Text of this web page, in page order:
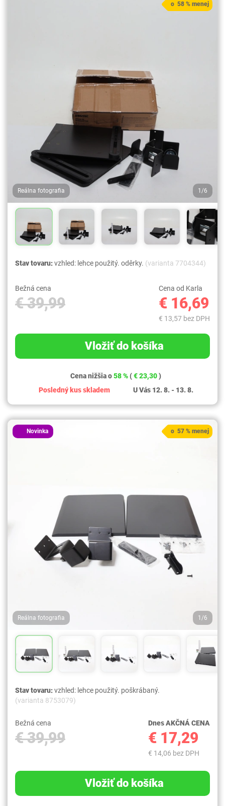
Reálna fotografia 1/6
o 58 % menej
Stav tovaru:vzhled: lehce použitý. oděrky. (varianta 7704344)
Bežná cena
€ 39,99
Cena od Karla
€ 16,69
€ 13,57 bez DPH
Vložiť do košíka
Cena nižšia o58 % (€ 23,30)
Posledný kus skladem
U Vás 12. 8. - 13. 8.
Novinka
Reálna fotografia 1/6
o 57 % menej
Stav tovaru:vzhled: lehce použitý. poškrábaný.
(varianta 8753079)
Bežná cena
€ 39,99
Dnes AKČNÁ CENA
€ 17,29
€ 14,06 bez DPH
Vložiť do košíka